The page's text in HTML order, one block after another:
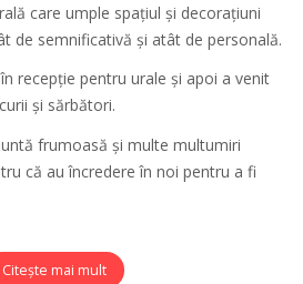
care umple spațiul și decorațiuni
de semnificativă și atât de personală.
recepție pentru urale și apoi a venit
și sărbători.
frumoasă și multe multumiri
că au încredere în noi pentru a fi
Citește mai mult